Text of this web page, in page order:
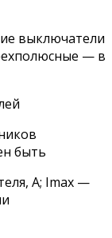
выключатели
— в
быть
A; Imax —